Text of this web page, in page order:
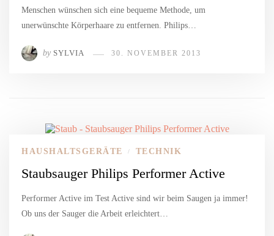
Menschen wünschen sich eine bequeme Methode, um
unerwünschte Körperhaare zu entfernen. Philips…
by SYLVIA 30. NOVEMBER 2013
HAUSHALTSGERÄTE / TECHNIK
Staubsauger Philips Performer Active
Performer Active im Test Active sind wir beim Saugen ja immer!
Ob uns der Sauger die Arbeit erleichtert…